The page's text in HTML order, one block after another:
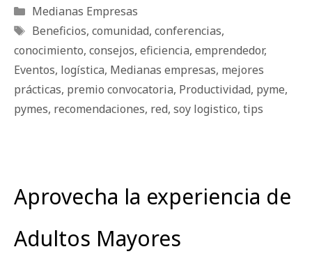
Categorías
Medianas Empresas
Etiquetas
Beneficios, comunidad, conferencias,
conocimiento, consejos, eficiencia, emprendedor,
Eventos, logística, Medianas empresas, mejores
prácticas, premio convocatoria, Productividad, pyme,
pymes, recomendaciones, red, soy logistico, tips
Aprovecha la experiencia de
Adultos Mayores